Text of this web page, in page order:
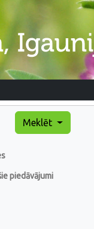
Meklēt
piedāvājumi